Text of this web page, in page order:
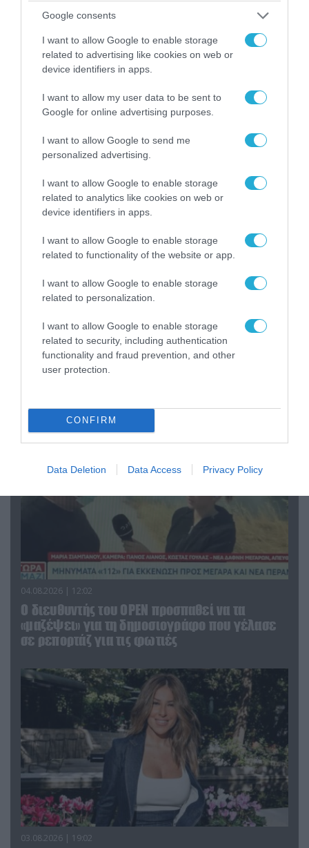
Google consents
I want to allow Google to enable storage
related to advertising like cookies on web or
device identifiers in apps.
I want to allow my user data to be sent to
Google for online advertising purposes.
I want to allow Google to send me
personalized advertising.
I want to allow Google to enable storage
related to analytics like cookies on web or
device identifiers in apps.
I want to allow Google to enable storage
related to functionality of the website or app.
I want to allow Google to enable storage
related to personalization.
I want to allow Google to enable storage
related to security, including authentication
functionality and fraud prevention, and other
user protection.
CONFIRM
Data Deletion Data Access Privacy Policy
04.08.2026 | 15:02
Αυτή την ώρα το τελευταίο «αντίο» στον πρώην
υπουργό Ι.Βαρβιτσιώτη (φωτο)
04.08.2026 | 13:02
Η ανακοίνωση του Πανελλήνιου Σωματείου
Πυροσβεστών για την δημοσιογράφο του OPEN
04.08.2026 | 12:02
O διευθυντής του OPEN προσπαθεί να τα
«μαζέψει» για τη δημοσιογράφο που γέλασε
σε ρεπορτάζ για τις φωτιές
03.08.2026 | 19:02